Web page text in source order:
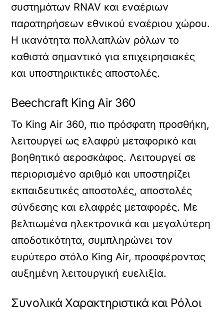
συστημάτων RNAV και εναέριων
παρατηρήσεων εθνικού εναέριου χώρου.
Η ικανότητα πολλαπλών ρόλων το
καθιστά σημαντικό για επιχειρησιακές
και υποστηρικτικές αποστολές.
Beechcraft King Air 360
Το King Air 360, πιο πρόσφατη προσθήκη,
λειτουργεί ως ελαφρύ μεταφορικό και
βοηθητικό αεροσκάφος. Λειτουργεί σε
περιορισμένο αριθμό και υποστηρίζει
εκπαιδευτικές αποστολές, αποστολές
σύνδεσης και ελαφρές μεταφορές. Με
βελτιωμένα ηλεκτρονικά και μεγαλύτερη
αποδοτικότητα, συμπληρώνει τον
ευρύτερο στόλο King Air, προσφέροντας
αυξημένη λειτουργική ευελιξία.
Συνολικά Χαρακτηριστικά και Ρόλοι